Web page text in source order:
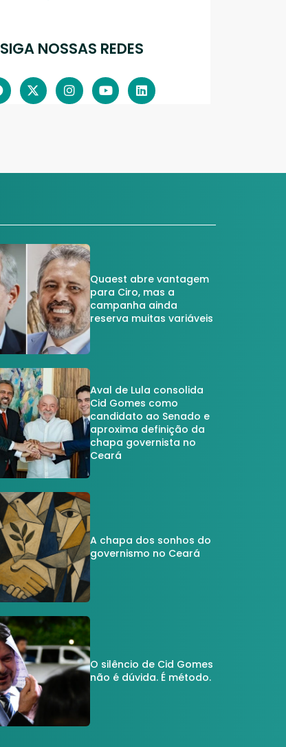
SIGA NOSSAS REDES
Quaest abre vantagem
para Ciro, mas a
campanha ainda
reserva muitas variáveis
Aval de Lula consolida
Cid Gomes como
candidato ao Senado e
aproxima definição da
chapa governista no
Ceará
A chapa dos sonhos do
governismo no Ceará
O silêncio de Cid Gomes
não é dúvida. É método.